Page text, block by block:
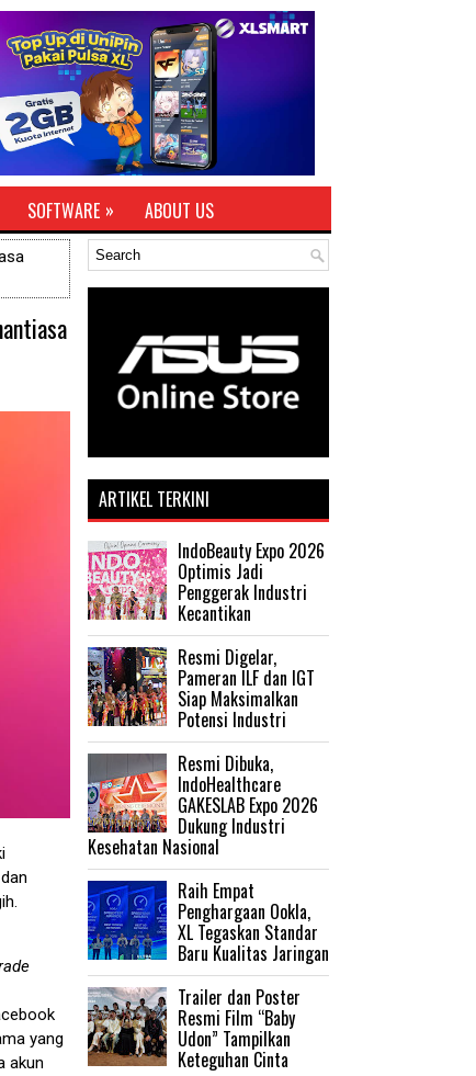
SOFTWARE » ABOUT US
yang
akun
ARTIKEL TERKINI
IndoBeauty Expo 2026
Optimis Jadi
Penggerak Industri
Kecantikan
Resmi Digelar,
Pameran ILF dan IGT
Siap Maksimalkan
Potensi Industri
Resmi Dibuka,
IndoHealthcare
GAKESLAB Expo 2026
Dukung Industri
Kesehatan Nasional
Raih Empat
Penghargaan Ookla,
XL Tegaskan Standar
Baru Kualitas Jaringan
Trailer dan Poster
Resmi Film “Baby
Udon” Tampilkan
Keteguhan Cinta